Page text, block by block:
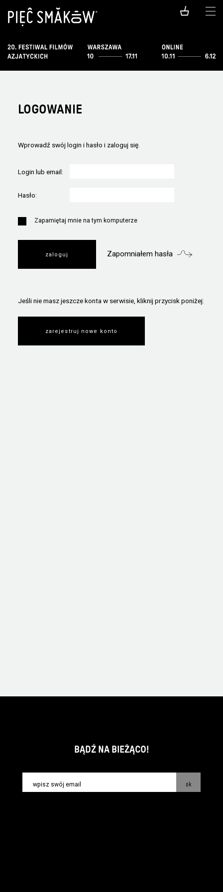
LOGOWANIE
Wprowadź swój login i hasło i zaloguj się.
Login lub email:
Hasło:
Zapamiętaj mnie na tym komputerze
Zapomniałem hasła
Jeśli nie masz jeszcze konta w serwisie, kliknij przycisk poniżej:
zarejestruj nowe konto
BĄDŹ NA BIEŻĄCO!
ok